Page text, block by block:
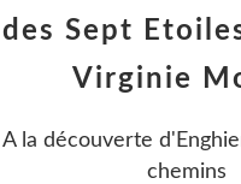
des Sept
Virginie
A la découverte
chemins